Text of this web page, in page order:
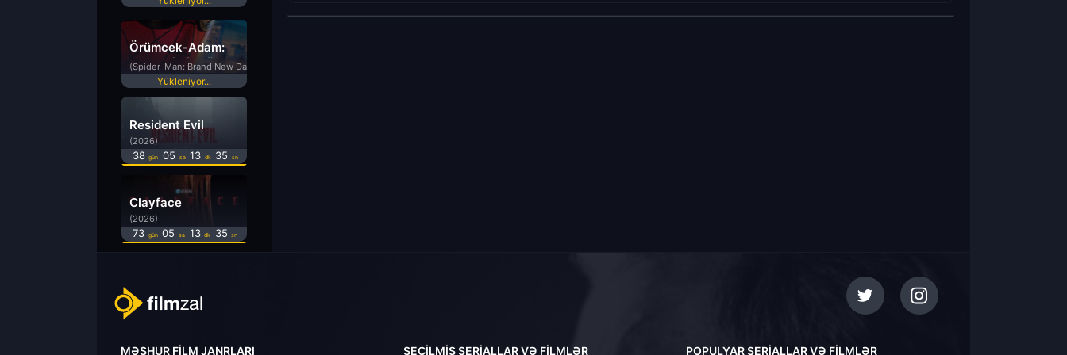
Örümcek-Adam:
Yepyeni Bir Gün
(Spider-Man: Brand New Day)
Yükleniyor...
Resident Evil
(2026)
38 gün 05 sa 13 dk 35 sn
Clayface
(2026)
73 gün 05 sa 13 dk 35 sn
MƏŞHUR FILM JANRLARI SEÇILMIŞ SERIALLAR VƏ FILMLƏR POPULYAR SERIALLAR VƏ FILMLƏR